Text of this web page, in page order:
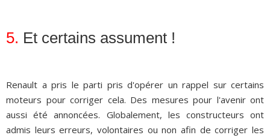
5. Et certains assument !
Renault a pris le parti pris d'opérer un rappel sur certains
moteurs pour corriger cela. Des mesures pour l'avenir ont
aussi été annoncées. Globalement, les constructeurs ont
admis leurs erreurs, volontaires ou non afin de corriger les